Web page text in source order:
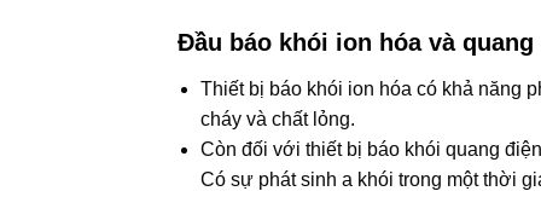
Đầu báo khói ion hóa và
Thiết bị báo khói ion hóa có khả năng
cháy và chất lỏng.
Còn đối với thiết bị báo khói quang
Có sự phát sinh a khói trong một thời